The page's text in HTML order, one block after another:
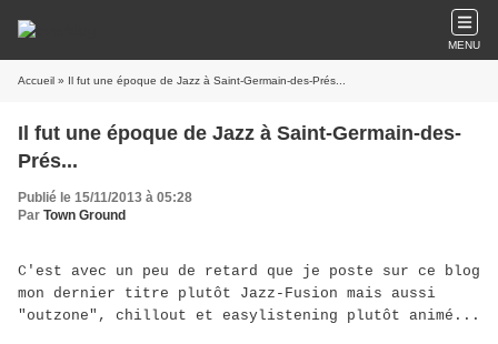
MENU
Accueil » Il fut une époque de Jazz à Saint-Germain-des-Prés...
Il fut une époque de Jazz à Saint-Germain-des-
Prés...
Publié le 15/11/2013 à 05:28
Par Town Ground
C'est avec un peu de retard que je poste sur ce blog
mon dernier titre plutôt Jazz-Fusion mais aussi
"outzone", chillout et easylistening plutôt animé...